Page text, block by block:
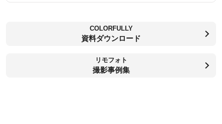
COLORFULLY
資料ダウンロード
リモフォト
撮影事例集